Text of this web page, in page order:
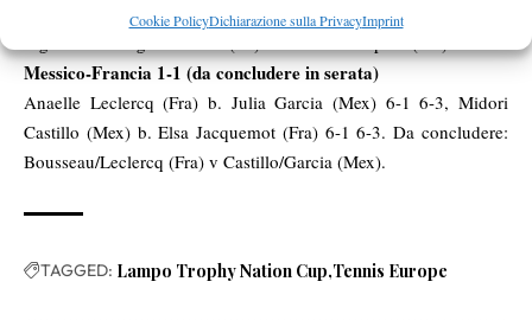
Cookie PolicyDichiarazione sulla PrivacyImprint
concludere: Asia Serafini (Ita) v Sebastianna Scilipotti (Sui). A
Messico-Francia 1-1 (da concludere in serata)
Anaelle Leclercq (Fra) b. Julia Garcia (Mex) 6-1 6-3, Midori
Castillo (Mex) b. Elsa Jacquemot (Fra) 6-1 6-3. Da concludere:
Bousseau/Leclercq (Fra) v Castillo/Garcia (Mex).
TAGGED: Lampo Trophy Nation Cup Tennis Europe